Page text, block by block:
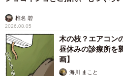
椎名 碧
2026.08.05
木の枝？エアコン
昼休みの診療所を
画】
海川 まこと